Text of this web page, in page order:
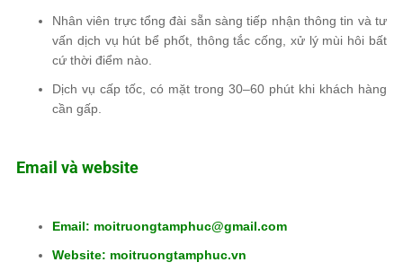
Nhân viên trực tổng đài sẵn sàng tiếp nhận thông tin và tư
vấn dịch vụ hút bể phốt, thông tắc cống, xử lý mùi hôi bất
cứ thời điểm nào.
Dịch vụ cấp tốc, có mặt trong 30–60 phút khi khách hàng
cần gấp.
Email và website
Email: moitruongtamphuc@gmail.com
Website: moitruongtamphuc.vn